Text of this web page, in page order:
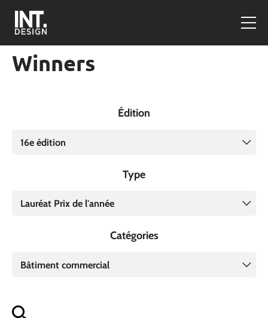
Winners
Édition
16e édition
Type
Lauréat Prix de l'année
Catégories
Bâtiment commercial